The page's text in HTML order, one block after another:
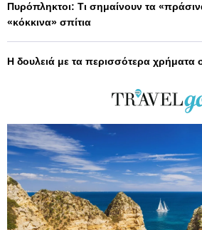
Πυρόπληκτοι: Τι σημαίνουν τα
«κόκκινα» σπίτια
Η δουλειά με τα περισσότερα χρήματα